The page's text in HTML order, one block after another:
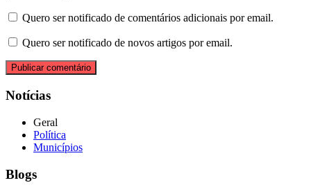
Quero ser notificado de comentários adicionais por email.
Quero ser notificado de novos artigos por email.
Notícias
Geral
Política
Municípios
Blogs